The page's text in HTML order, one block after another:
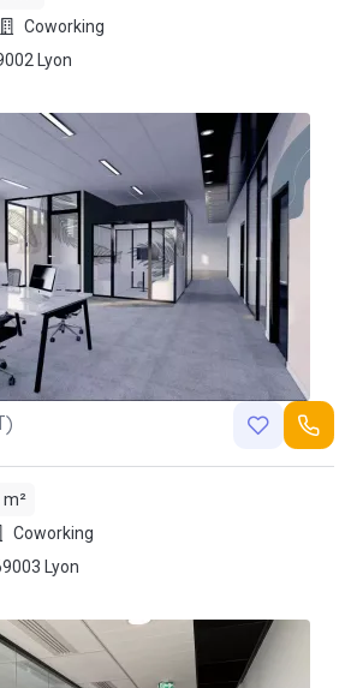
Coworking
69002 Lyon
m²
Coworking
Lafayette, 69003 Lyon